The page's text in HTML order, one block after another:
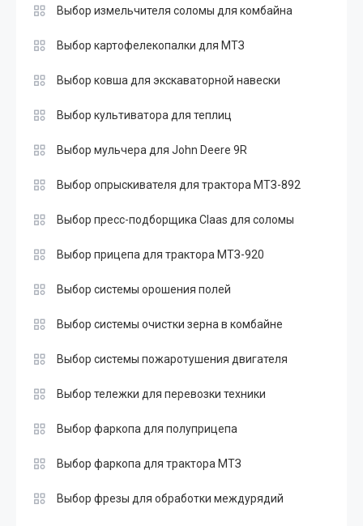
Выбор измельчителя соломы для комбайна
Выбор картофелекопалки для МТЗ
Выбор ковша для экскаваторной навески
Выбор культиватора для теплиц
Выбор мульчера для John Deere 9R
Выбор опрыскивателя для трактора МТЗ-892
Выбор пресс-подборщика Claas для соломы
Выбор прицепа для трактора МТЗ-920
Выбор системы орошения полей
Выбор системы очистки зерна в комбайне
Выбор системы пожаротушения двигателя
Выбор тележки для перевозки техники
Выбор фаркопа для полуприцепа
Выбор фаркопа для трактора МТЗ
Выбор фрезы для обработки междурядий